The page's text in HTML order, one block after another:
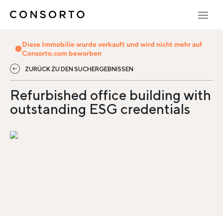
Diese Immobilie wurde verkauft und wird nicht mehr auf
Consorto.com beworben
ZURÜCK ZU DEN SUCHERGEBNISSEN
Refurbished office building with
outstanding ESG credentials